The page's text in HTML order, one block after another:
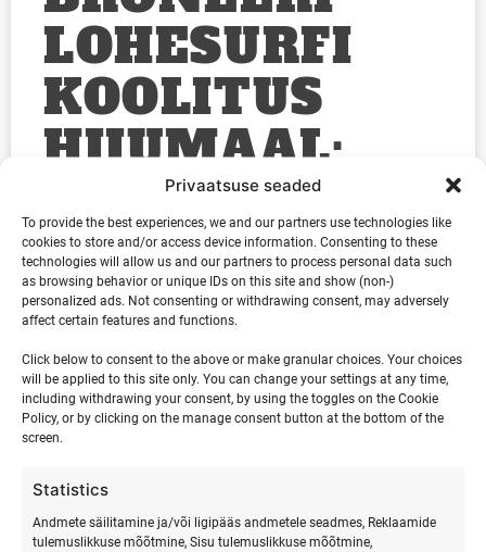
Privaatsuse seaded
To provide the best experiences, we and our partners use technologies like
cookies to store and/or access device information. Consenting to these
technologies will allow us and our partners to process personal data such
as browsing behavior or unique IDs on this site and show (non-)
personalized ads. Not consenting or withdrawing consent, may adversely
affect certain features and functions.
Click below to consent to the above or make granular choices. Your choices
will be applied to this site only. You can change your settings at any time,
including withdrawing your consent, by using the toggles on the Cookie
Policy, or by clicking on the manage consent button at the bottom of the
screen.
Statistics
Andmete säilitamine ja/või ligipääs andmetele seadmes, Reklaamide
tulemuslikkuse mõõtmine, Sisu tulemuslikkuse mõõtmine,
LOHESURFI
KOOLITUS
HIIUMAAL:
ALUSTA SIIT!
Tahad õppida lohesurfi Hiiumaal? Vaata, kuidas alustada,
mida oodata ja broneeri oma esimene lohesurfi koolitus
Surfmasteriga. Miks valida lohesurf? Lohesurf ei ole
LOE POSTITUST »
APRILL 24, 2026